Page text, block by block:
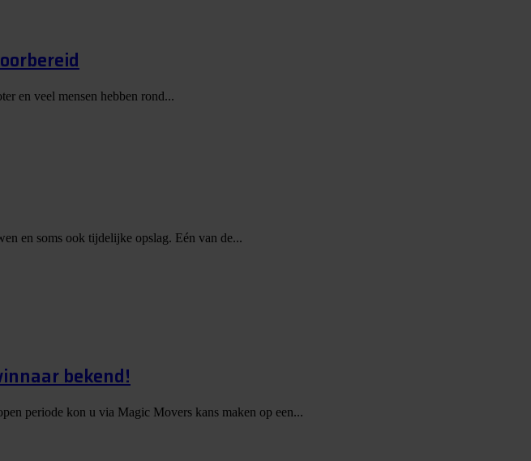
en veel mensen hebben rond...
en soms ook tijdelijke opslag. Eén van de...
bekend!
periode kon u via Magic Movers kans maken op een...